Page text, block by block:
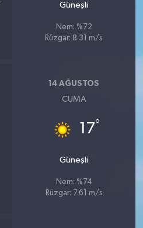
Güneşli
Nem: %72
Rüzgar: 8.31 m/s
14 AĞUSTOS
CUMA
17°
Güneşli
Nem: %74
Rüzgar: 7.61 m/s